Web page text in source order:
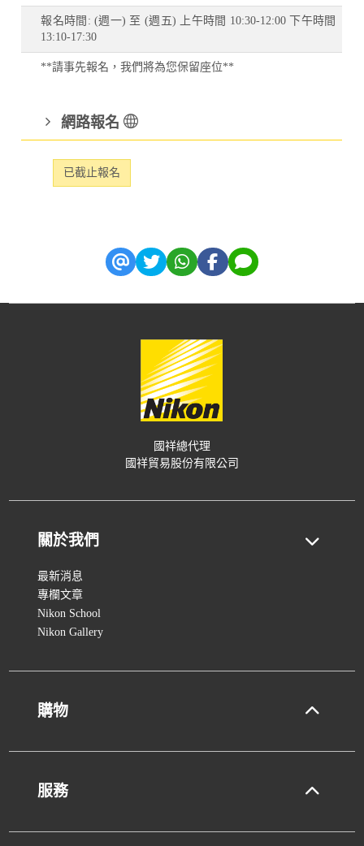
報名時間: (週一) 至 (週五) 上午時間 10:30-12:00 下午時間
13:10-17:30
**請事先報名，我們將為您保留座位**
網路報名
已截止報名
國祥總代理
國祥貿易股份有限公司
關於我們
最新消息
專欄文章
Nikon School
Nikon Gallery
購物
服務